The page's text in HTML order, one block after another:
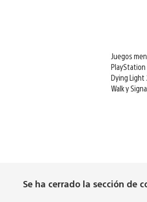
Juegos
Dying Light
Walk y
Se ha cerrado la sección de